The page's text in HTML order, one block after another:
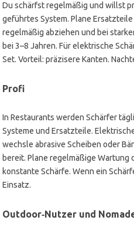
Du schärfst regelmäßig und willst
geführtes System. Plane
regelmäßig abziehen und bei
bei 3–8 Jahren. Für elektrische
Set. Vorteil: präzisere Kanten.
Profi
In Restaurants werden Schärfer
Systeme und Ersatzteile.
wechsle abrasive Scheiben oder
bereit. Plane regelmäßige Wartung
konstante Schärfe. Wenn ein
Einsatz.
Outdoor‑Nutzer und